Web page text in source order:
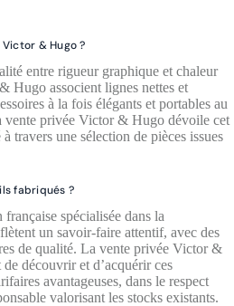
& Hugo ?
entre rigueur graphique et chaleur
Hugo associent lignes nettes et
à la fois élégants et portables au
vente privée Victor & Hugo dévoile cet
travers une sélection de pièces issues
fabriqués ?
spécialisée dans la
un savoir-faire attentif, avec des
de qualité. La vente privée Victor &
découvrir et d’acquérir ces
avantageuses, dans le respect
valorisant les stocks existants.